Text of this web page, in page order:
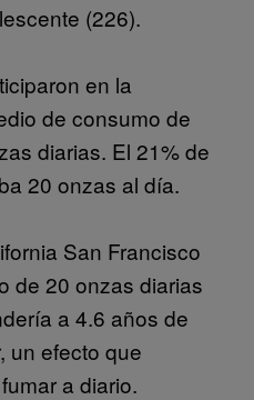
(226).
en la
de consumo de
diarias. El 21% de
20 onzas al día.
San Francisco
de 20 onzas diarias
a 4.6 años de
un efecto que
a diario.